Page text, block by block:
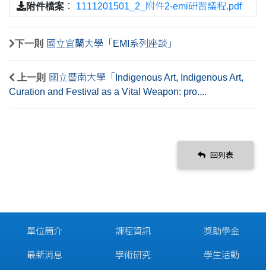
附件檔案 ： 1111201501_2_附件2-emi研習議程.pdf
下一則 國立宜蘭大學「EMI系列座談」
上一則
國立暨南大學「Indigenous Art, Indigenous Art,
Curation and Festival as a Vital Weapon: pro....
回列表
單位簡介
最新消息
課程資訊
學術研究
獎助學金
學生活動